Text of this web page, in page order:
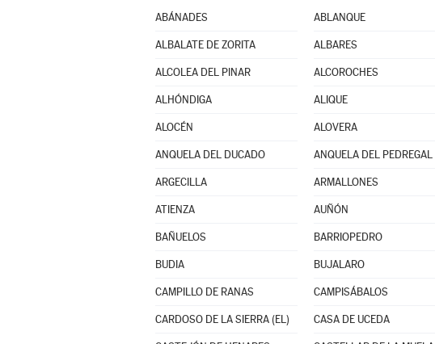
ABÁNADES ABLANQUE
ALBALATE DE ZORITA ALBARES
ALCOLEA DEL PINAR ALCOROCHES
ALHÓNDIGA ALIQUE
ALOCÉN ALOVERA
ANQUELA DEL DUCADO ANQUELA DEL PEDREGAL
ARGECILLA ARMALLONES
ATIENZA AUÑÓN
BAÑUELOS BARRIOPEDRO
BUDIA BUJALARO
CAMPILLO DE RANAS CAMPISÁBALOS
CARDOSO DE LA SIERRA (EL) CASA DE UCEDA